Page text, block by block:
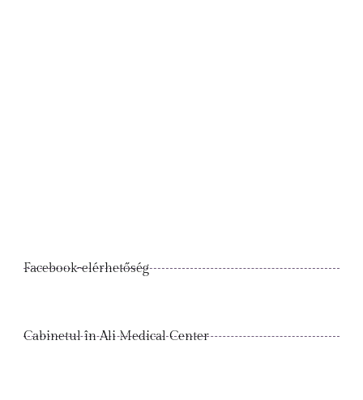
Facebook-elérhetőség
Cabinetul în Ali Medical Center